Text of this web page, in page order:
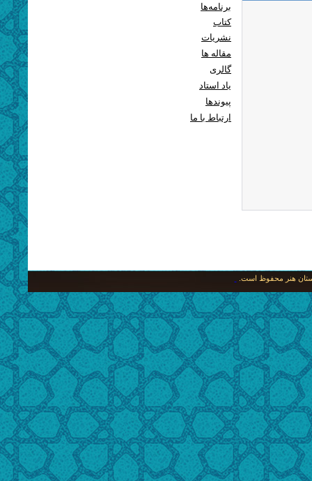
برنامه‌ها
کتاب
نشریات
مقاله ها
گالری
یاد استاد
پيوندها
ارتباط با ما
هنر محفوظ است.